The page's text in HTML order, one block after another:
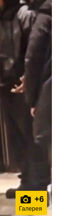
+6
Галерея